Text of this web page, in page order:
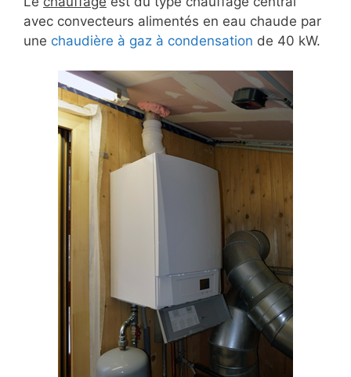
avec convecteurs alimentés en eau chaude par
une chaudière à gaz à condensation de 40 kW.